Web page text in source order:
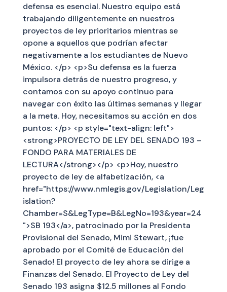
defensa es esencial. Nuestro equipo está
trabajando diligentemente en nuestros
proyectos de ley prioritarios mientras se
opone a aquellos que podrían afectar
negativamente a los estudiantes de Nuevo
México. </p> <p>Su defensa es la fuerza
impulsora detrás de nuestro progreso, y
contamos con su apoyo continuo para
navegar con éxito las últimas semanas y llegar
a la meta. Hoy, necesitamos su acción en dos
puntos: </p> <p style="text-align: left">
<strong>PROYECTO DE LEY DEL SENADO 193 –
FONDO PARA MATERIALES DE
LECTURA</strong></p> <p>Hoy, nuestro
proyecto de ley de alfabetización, <a
href="https://www.nmlegis.gov/Legislation/Leg
islation?
Chamber=S&LegType=B&LegNo=193&year=24
">SB 193</a>, patrocinado por la Presidenta
Provisional del Senado, Mimi Stewart, ¡fue
aprobado por el Comité de Educación del
Senado! El proyecto de ley ahora se dirige a
Finanzas del Senado. El Proyecto de Ley del
Senado 193 asigna $12.5 millones al Fondo